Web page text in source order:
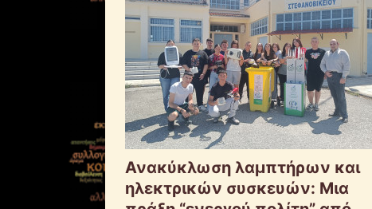
Ανακύκλωση λαμπτήρων και
ηλεκτρικών συσκευών: Μια